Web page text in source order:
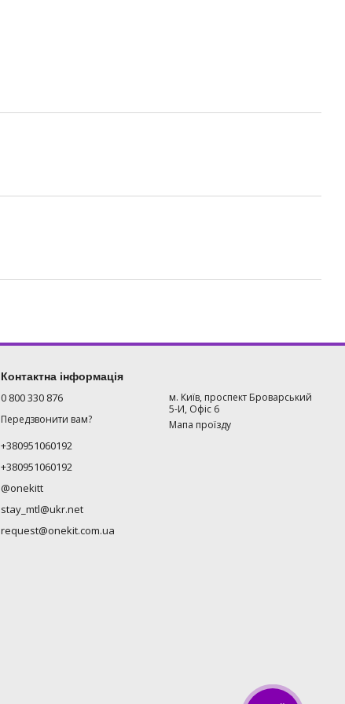
Контактна інформація
0 800 330 876
Передзвонити вам?
+380951060192
+380951060192
@onekitt
stay_mtl@ukr.net
request@onekit.com.ua
м. Київ, проспект Броварський
5-И, Офіс 6
Мапа проїзду